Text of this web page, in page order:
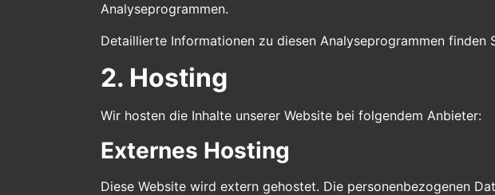
Analyseprogrammen.
Detaillierte Informationen zu diesen Analyseprogrammen finden
2. Hosting
Wir hosten die Inhalte unserer Website bei folgendem Anbieter:
Externes Hosting
Diese Website wird extern gehostet. Die personenbezogenen